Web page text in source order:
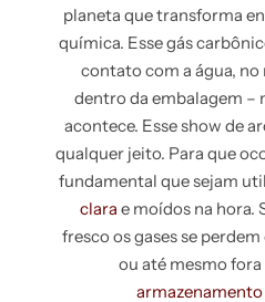
planeta que transforma
química. Esse gás
contato com a água,
dentro da embalagem –
acontece. Esse show de
qualquer jeito. Para que
fundamental que sejam
clara e moídos na hora.
fresco os gases se
ou até mesmo fora
armazenamento